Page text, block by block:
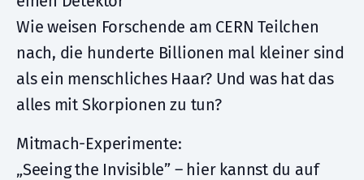
Wie weisen Forschende am CERN Teilchen
nach, die hunderte Billionen mal kleiner sind
als ein menschliches Haar? Und was hat das
alles mit Skorpionen zu tun?
Mitmach-Experimente:
„Seeing the Invisible” – hier kannst du auf